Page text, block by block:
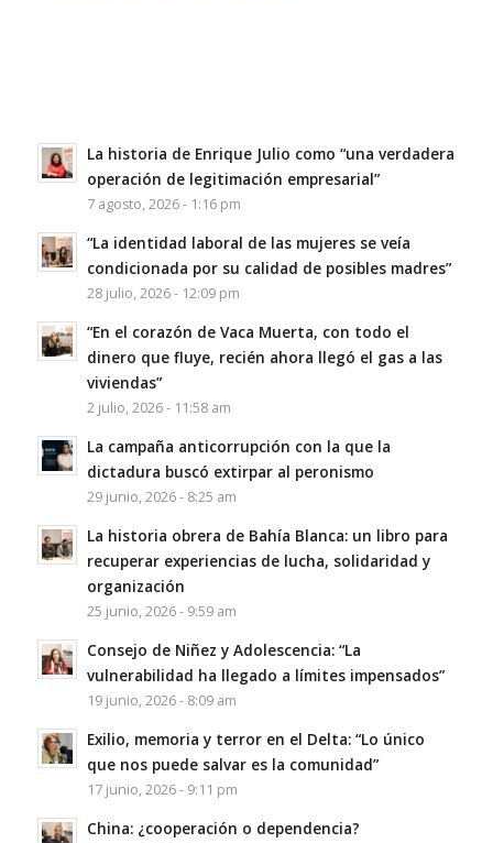
La historia de Enrique Julio como “una verdadera
operación de legitimación empresarial”
7 agosto, 2026 - 1:16 pm
“La identidad laboral de las mujeres se veía
condicionada por su calidad de posibles madres”
28 julio, 2026 - 12:09 pm
“En el corazón de Vaca Muerta, con todo el
dinero que fluye, recién ahora llegó el gas a las
viviendas”
2 julio, 2026 - 11:58 am
La campaña anticorrupción con la que la
dictadura buscó extirpar al peronismo
29 junio, 2026 - 8:25 am
La historia obrera de Bahía Blanca: un libro para
recuperar experiencias de lucha, solidaridad y
organización
25 junio, 2026 - 9:59 am
Consejo de Niñez y Adolescencia: “La
vulnerabilidad ha llegado a límites impensados”
19 junio, 2026 - 8:09 am
Exilio, memoria y terror en el Delta: “Lo único
que nos puede salvar es la comunidad”
17 junio, 2026 - 9:11 pm
China: ¿cooperación o dependencia?